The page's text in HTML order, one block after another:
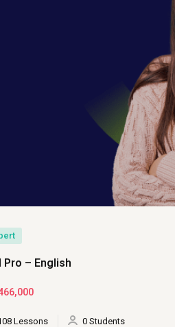
Pro – English
Lessons 0 Students